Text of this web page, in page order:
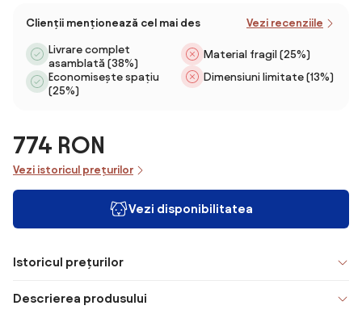
Clienții menționează cel mai des Vezi recenziile
Livrare complet
asamblată (38%)
Economisește spațiu
(25%)
Material fragil (25%)
Dimensiuni limitate (13%)
774 RON
Vezi istoricul prețurilor
Vezi disponibilitatea
Istoricul prețurilor
Descrierea produsului